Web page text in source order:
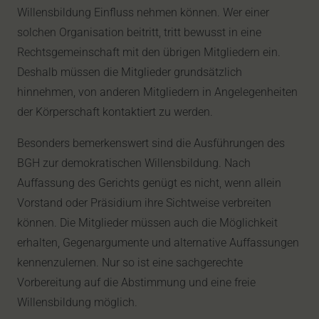
Willensbildung Einfluss nehmen können. Wer einer
solchen Organisation beitritt, tritt bewusst in eine
Rechtsgemeinschaft mit den übrigen Mitgliedern ein.
Deshalb müssen die Mitglieder grundsätzlich
hinnehmen, von anderen Mitgliedern in Angelegenheiten
der Körperschaft kontaktiert zu werden.
Besonders bemerkenswert sind die Ausführungen des
BGH zur demokratischen Willensbildung. Nach
Auffassung des Gerichts genügt es nicht, wenn allein
Vorstand oder Präsidium ihre Sichtweise verbreiten
können. Die Mitglieder müssen auch die Möglichkeit
erhalten, Gegenargumente und alternative Auffassungen
kennenzulernen. Nur so ist eine sachgerechte
Vorbereitung auf die Abstimmung und eine freie
Willensbildung möglich.